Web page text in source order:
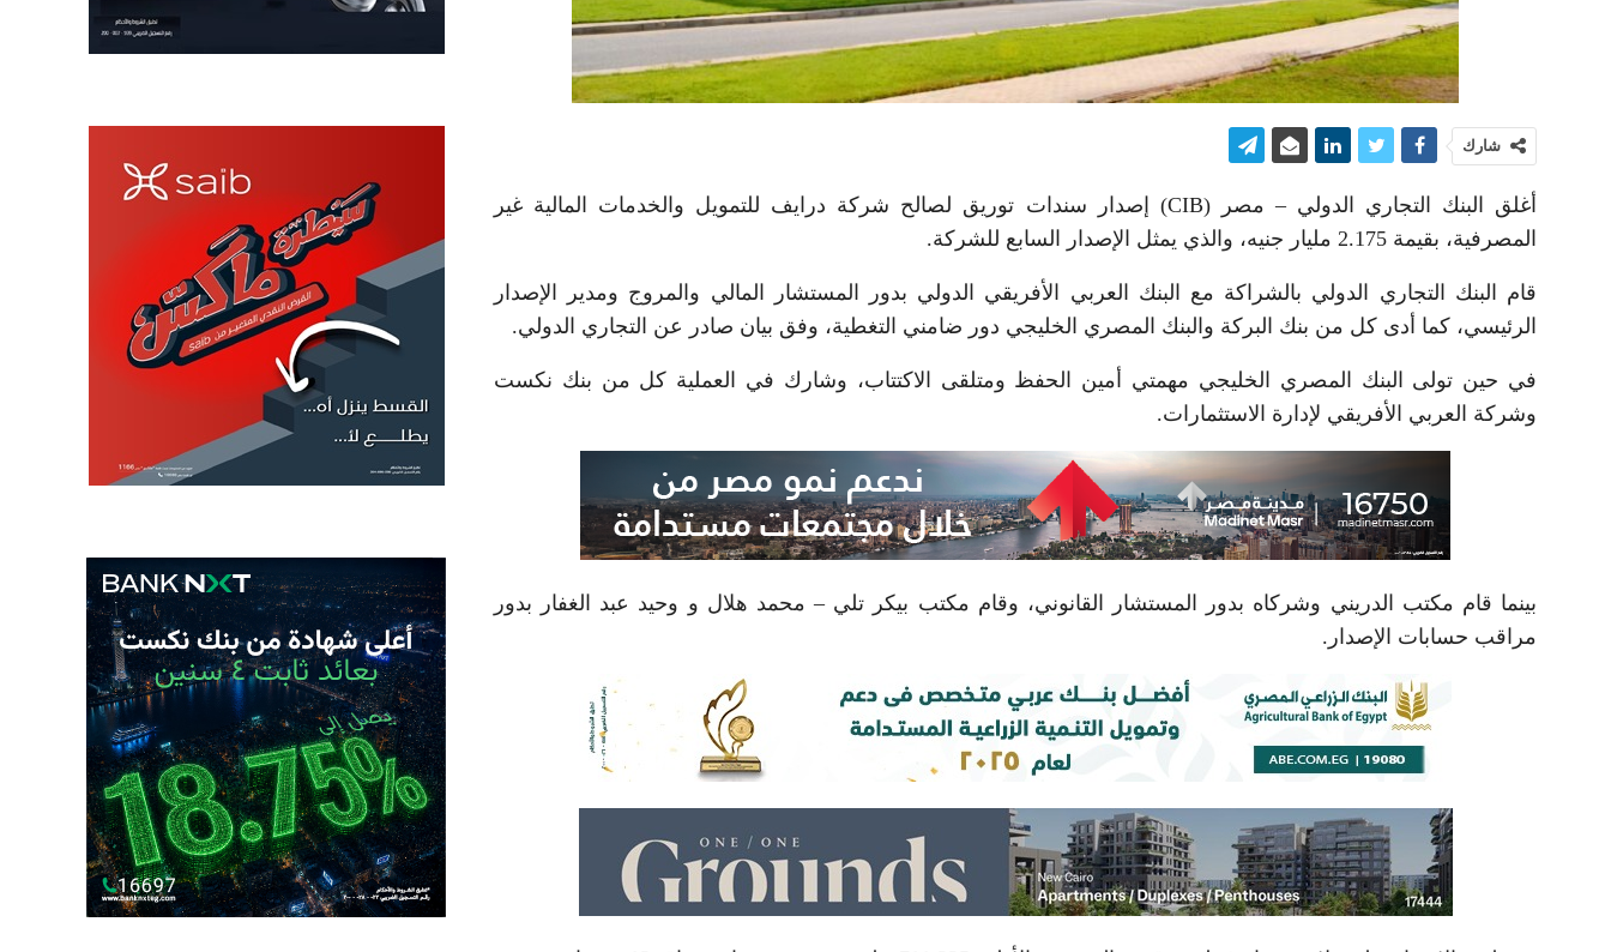
شارك
أغلق البنك التجاري الدولي – مصر (CIB) إصدار سندات توريق لصالح شركة درايف للتمويل والخدمات المالية غير
المصرفية، بقيمة 2.175 مليار جنيه، والذي يمثل الإصدار السابع للشركة.
قام البنك التجاري الدولي بالشراكة مع البنك العربي الأفريقي الدولي بدور المستشار المالي والمروج ومدير الإصدار
الرئيسي، كما أدى كل من بنك البركة والبنك المصري الخليجي دور ضامني التغطية، وفق بيان صادر عن التجاري الدولي.
في حين تولى البنك المصري الخليجي مهمتي أمين الحفظ ومتلقى الاكتتاب، وشارك في العملية كل من بنك نكست
وشركة العربي الأفريقي لإدارة الاستثمارات.
بينما قام مكتب الدريني وشركاه بدور المستشار القانوني، وقام مكتب بيكر تلي – محمد هلال و وحيد عبد الغفار بدور
مراقب حسابات الإصدار.